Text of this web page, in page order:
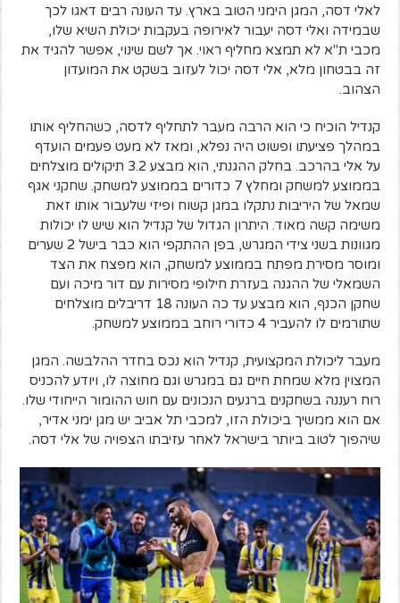
לאלי דסה, המגן הימני הטוב בארץ. עד העונה רבים דאגו לכך
שבמידה ואלי דסה יעבור לאירופה בעקבות יכולת השיא שלו,
מכבי ת"א לא תמצא מחליף ראוי. אך לשם שינוי, אפשר להגיד את
זה בבטחון מלא, אלי דסה יכול לעזוב בשקט את המועדון
הצהוב.
קנדיל הוכיח כי הוא הרבה מעבר לתחליף לדסה, כשהחליף אותו
במהלך פציעתו ופשוט היה נפלא, ומאז לא מעט פעמים הועדף
על אלי בהרכב. בחלק ההגנתי, הוא מבצע 3.2 תיקולים מוצלחים
בממוצע למשחק ומחלץ 7 כדורים בממוצע למשחק. שחקני אגף
שמאל של היריבות נתקלו במגן קשוח ופיזי שלעבור אותו זאת
משימה קשה מאוד. היתרון הגדול של קנדיל הוא שיש לו יכולות
מגוונות בשני צידי המגרש, בפן ההתקפי הוא כבר בישל 2 שערים
ומוסר מסירת מפתח בממוצע למשחק, הוא מפצח את הצד
השמאלי של ההגנה בעזרת חילופי מסירות עם דור מיכה ועם
שחקן הכנף, הוא מבצע עד כה העונה 18 דריבלים מוצלחים
שתורמים לו להעביר 4 כדורי רוחב בממוצע למשחק.
מעבר ליכולת המקצועית, קנדיל הוא נכס בחדר ההלבשה. המגן
המצוין מלא שמחת חיים גם במגרש וגם מחוצה לו, ויודע להכניס
רוח רעננה בשחקנים ברגעים הנכונים עם חוש ההומור הייחודי שלו.
אם הוא ממשיך ביכולת הזו, למכבי תל אביב יש מגן ימני אדיר,
שיהפוך לטוב ביותר בישראל לאחר עזיבתו הצפויה של אלי דסה.